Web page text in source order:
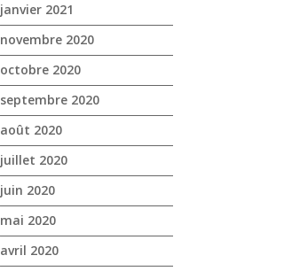
janvier 2021
novembre 2020
octobre 2020
septembre 2020
août 2020
juillet 2020
juin 2020
mai 2020
avril 2020